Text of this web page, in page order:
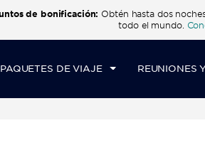
de bonificación: Obtén hasta dos
todo el mundo.
PAQUETES DE VIAJE REUNIONES
CHECK IN CHECK OUT
SÁB, 08 AGO 2026